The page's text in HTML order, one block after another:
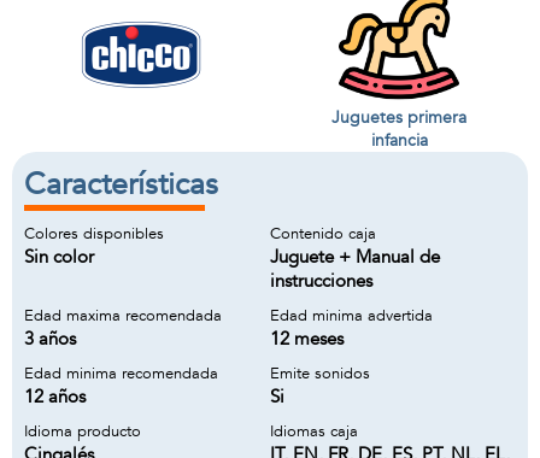
Juguetes primera
infancia
Características
Colores disponibles
Sin color
Contenido caja
Juguete + Manual de
instrucciones
Edad maxima recomendada
3 años
Edad minima advertida
12 meses
Edad minima recomendada
12 años
Emite sonidos
Si
Idioma producto Idiomas caja